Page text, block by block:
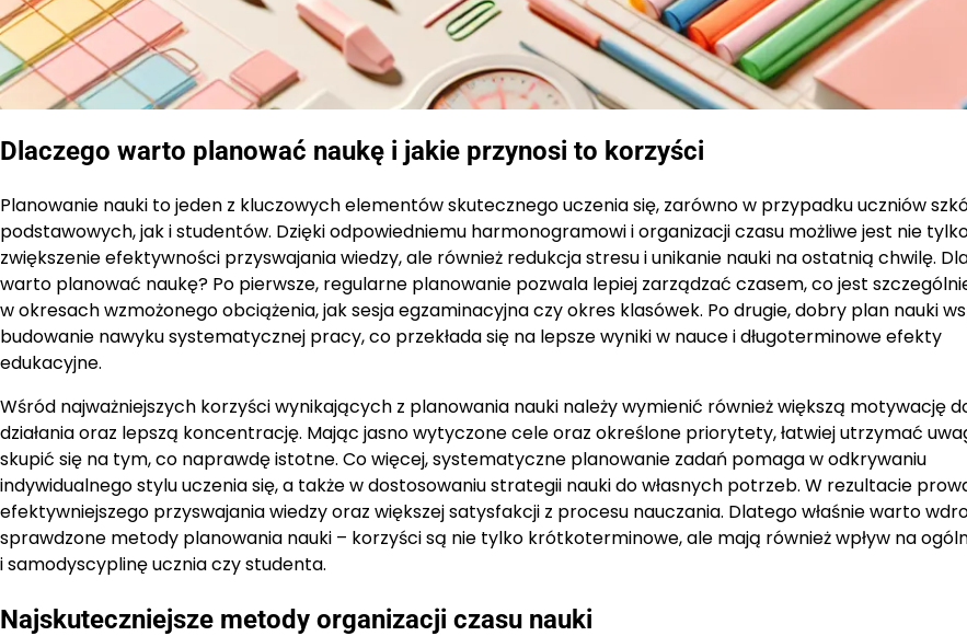
Dlaczego warto planować naukę i jakie przynosi to korzyści
Planowanie nauki to jeden z kluczowych elementów skutecznego uczenia się, zarówno w przypadku uczniów
podstawowych, jak i studentów. Dzięki odpowiedniemu harmonogramowi i organizacji czasu możliwe jest nie
zwiększenie efektywności przyswajania wiedzy, ale również redukcja stresu i unikanie nauki na ostatnią chwilę.
warto planować naukę? Po pierwsze, regularne planowanie pozwala lepiej zarządzać czasem, co jest
w okresach wzmożonego obciążenia, jak sesja egzaminacyjna czy okres klasówek. Po drugie, dobry plan nauki
budowanie nawyku systematycznej pracy, co przekłada się na lepsze wyniki w nauce i długoterminowe efekty
edukacyjne.
Wśród najważniejszych korzyści wynikających z planowania nauki należy wymienić również większą motywację
działania oraz lepszą koncentrację. Mając jasno wytyczone cele oraz określone priorytety, łatwiej utrzymać
skupić się na tym, co naprawdę istotne. Co więcej, systematyczne planowanie zadań pomaga w odkrywaniu
indywidualnego stylu uczenia się, a także w dostosowaniu strategii nauki do własnych potrzeb. W rezultacie
efektywniejszego przyswajania wiedzy oraz większej satysfakcji z procesu nauczania. Dlatego właśnie warto
sprawdzone metody planowania nauki – korzyści są nie tylko krótkoterminowe, ale mają również wpływ na
i samodyscyplinę ucznia czy studenta.
Najskuteczniejsze metody organizacji czasu nauki